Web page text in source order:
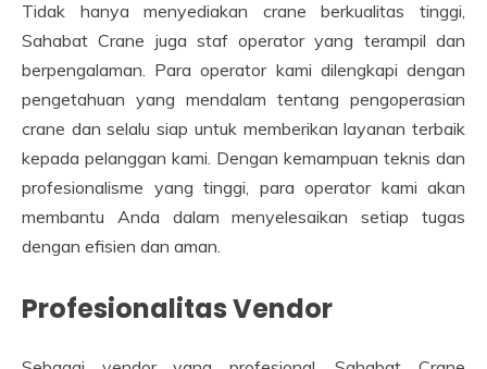
Tidak hanya menyediakan crane berkualitas tinggi,
Sahabat Crane juga staf operator yang terampil dan
berpengalaman. Para operator kami dilengkapi dengan
pengetahuan yang mendalam tentang pengoperasian
crane dan selalu siap untuk memberikan layanan terbaik
kepada pelanggan kami. Dengan kemampuan teknis dan
profesionalisme yang tinggi, para operator kami akan
membantu Anda dalam menyelesaikan setiap tugas
dengan efisien dan aman.
Profesionalitas Vendor